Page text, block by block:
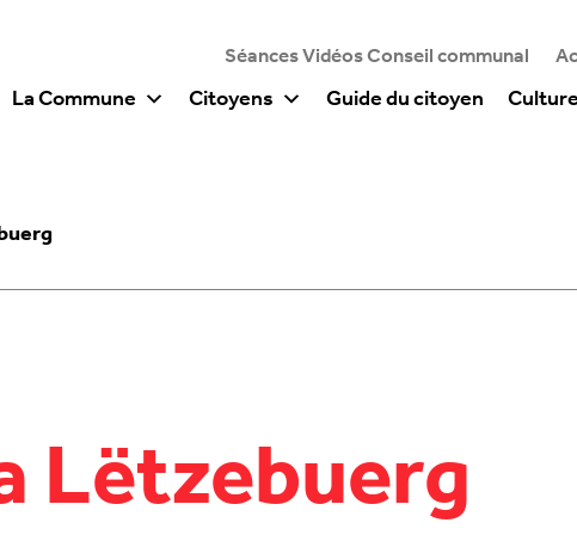
Séances Vidéos Conseil communal
La Commune Citoyens Guide du citoyen
Lëtzebuerg